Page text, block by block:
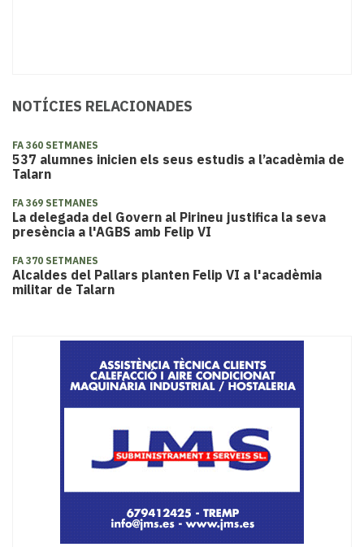
NOTÍCIES RELACIONADES
FA 360 SETMANES
537 alumnes inicien els seus estudis a l’acadèmia de
Talarn
FA 369 SETMANES
La delegada del Govern al Pirineu justifica la seva
presència a l'AGBS amb Felip VI
FA 370 SETMANES
Alcaldes del Pallars planten Felip VI a l'acadèmia
militar de Talarn